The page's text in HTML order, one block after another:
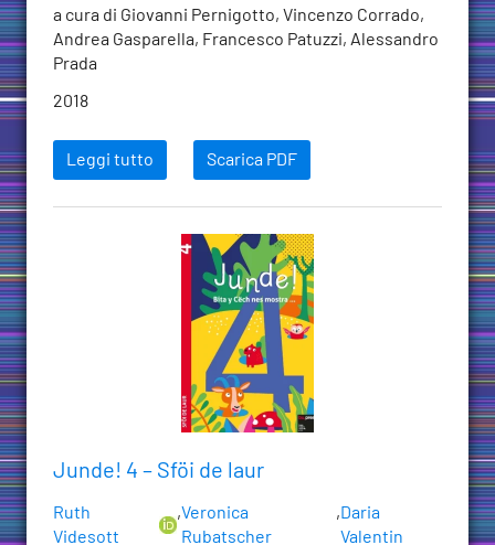
a cura di Giovanni Pernigotto, Vincenzo Corrado,
Andrea Gasparella, Francesco Patuzzi, Alessandro
Prada
2018
Leggi tutto Scarica PDF
Junde! 4 – Sföi de laur
Ruth
Videsott
,Veronica
Rubatscher
,Daria
Valentin